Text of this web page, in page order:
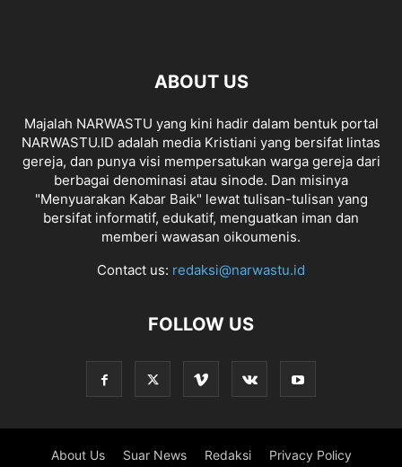
ABOUT US
Majalah NARWASTU yang kini hadir dalam bentuk portal
NARWASTU.ID adalah media Kristiani yang bersifat lintas
gereja, dan punya visi mempersatukan warga gereja dari
berbagai denominasi atau sinode. Dan misinya
"Menyuarakan Kabar Baik" lewat tulisan-tulisan yang
bersifat informatif, edukatif, menguatkan iman dan
memberi wawasan oikoumenis.
Contact us: redaksi@narwastu.id
FOLLOW US
About Us Suar News Redaksi Privacy Policy